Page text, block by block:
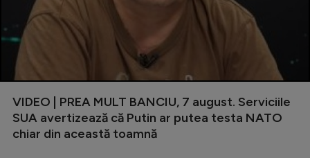
VIDEO | PREA MULT BANCIU, 7 august. Serviciile
SUA avertizează că Putin ar putea testa NATO
chiar din această toamnă